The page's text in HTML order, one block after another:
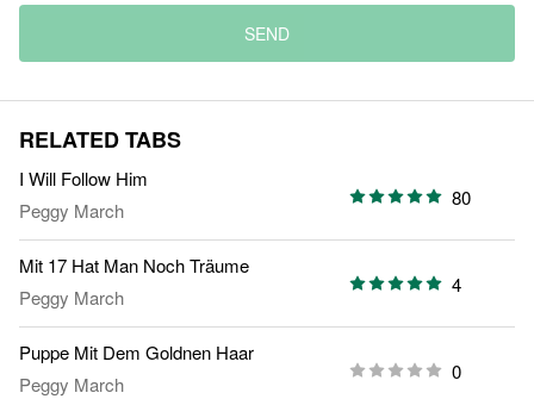
SEND
RELATED TABS
I Will Follow Him
Peggy March
80
Mit 17 Hat Man Noch Träume
Peggy March
4
Puppe Mit Dem Goldnen Haar
Peggy March
0